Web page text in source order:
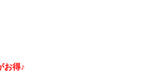
お得♪